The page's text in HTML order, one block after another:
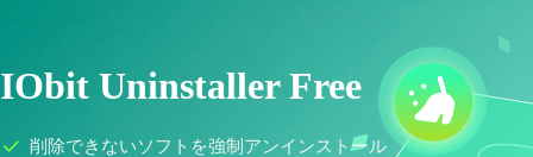
IObit Uninstaller Free
削除できないソフトを強制アンインストール